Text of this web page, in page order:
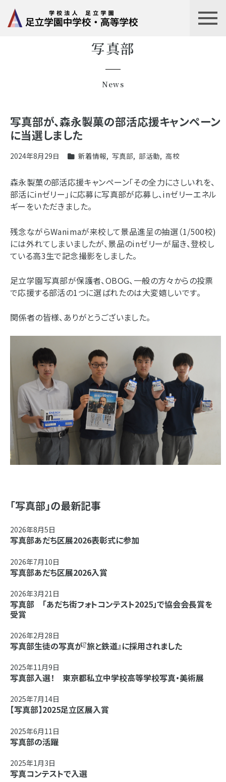
写真部
News
写真部が、森永製菓の部活応援キャンペーン
に当選しました
2024年8月29日 新着情報, 写真部, 部活動, 高校
森永製菓の部活応援キャンペーン「その全力にさしいれを、
部活にinゼリー」に応募に写真部が応募し、inゼリーエネル
ギーをいただきました。
残念ながらWanimaが来校して景品進呈の抽選（1/500校)
には外れてしまいましたが、景品のinゼリーが届き、登校し
ている高3生で記念撮影をしました。
足立学園写真部が保護者、OBOG、一般の方々からの投票
で応援する部活の1つに選ばれたのは大変嬉しいです。
関係者の皆様、ありがとうございました。
「写真部」の最新記事
2026年8月5日
写真部あだち区展2026表彰式に参加
2026年7月10日
写真部あだち区展2026入賞
2026年3月21日
写真部 「あだち街フォトコンテスト2025」で協会会長賞を
受賞
2026年2月28日
写真部生徒の写真が『旅と鉄道』に採用されました
2025年11月9日
写真部入選！ 東京都私立中学校高等学校写真・美術展
2025年7月14日
【写真部】2025足立区展入賞
2025年6月11日
写真部の活躍
2025年1月3日
写真コンテストで入選